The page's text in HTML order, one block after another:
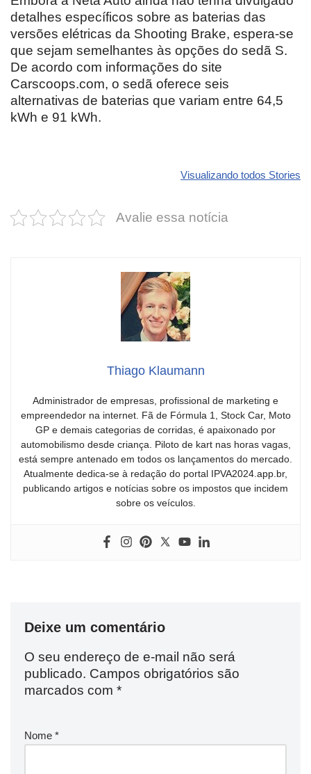
detalhes específicos sobre as baterias das
versões elétricas da Shooting Brake, espera-se
que sejam semelhantes às opções do sedã S.
De acordo com informações do site
Carscoops.com, o sedã oferece seis
alternativas de baterias que variam entre 64,5
kWh e 91 kWh.
Visualizando todos Stories
2025!
Dodge pode ter
de emoção
que
Avalie essa notícia
Thiago Klaumann
Administrador de empresas, profissional de marketing e
empreendedor na internet. Fã de Fórmula 1, Stock Car, Moto
GP e demais categorias de corridas, é apaixonado por
automobilismo desde criança. Piloto de kart nas horas vagas,
está sempre antenado em todos os lançamentos do mercado.
Atualmente dedica-se à redação do portal IPVA2024.app.br,
publicando artigos e notícias sobre os impostos que incidem
sobre os veículos.
Deixe um comentário
O seu endereço de e-mail não será
publicado. Campos obrigatórios são
marcados com *
Nome *